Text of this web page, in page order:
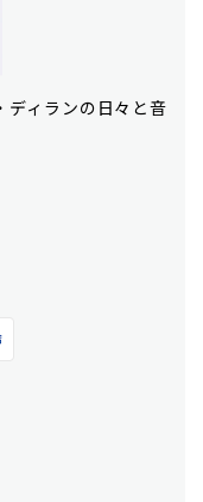
ディランの日々と音